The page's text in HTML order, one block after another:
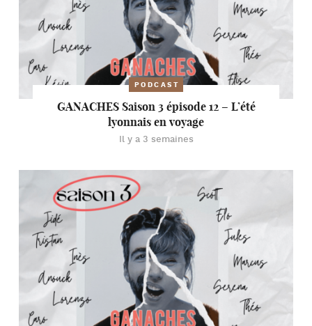
PODCAST
GANACHES Saison 3 épisode 12 – L’été
lyonnais en voyage
Il y a 3 semaines